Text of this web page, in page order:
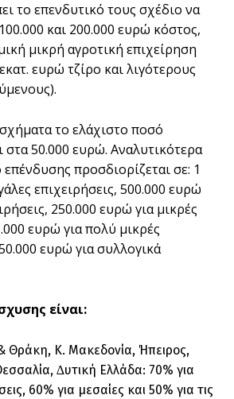
το επενδυτικό τους σχέδιο να
και 200.000 ευρώ κόστος,
µικρή αγροτική επιχείρηση
ευρώ τζίρο και λιγότερους
το ελάχιστο ποσό
στα 50.000 ευρώ. Αναλυτικότερα
προσδιορίζεται σε: 1
επιχειρήσεις, 500.000 ευρώ
250.000 ευρώ για µικρές
ευρώ για πολύ µικρές
ευρώ για συλλογικά
είναι:
Θράκη, Κ. Μακεδονία, Ήπειρος,
∆υτική Ελλάδα: 70% για
60% για µεσαίες και 50% για τις